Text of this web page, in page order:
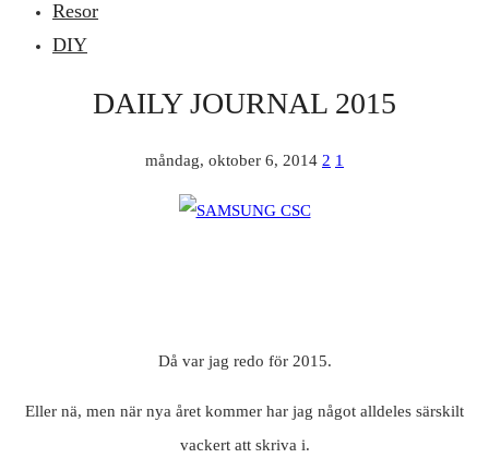
Resor
DIY
DAILY JOURNAL 2015
måndag, oktober 6, 2014 2 1
Då var jag redo för 2015.
Eller nä, men när nya året kommer har jag något alldeles särskilt
vackert att skriva i.